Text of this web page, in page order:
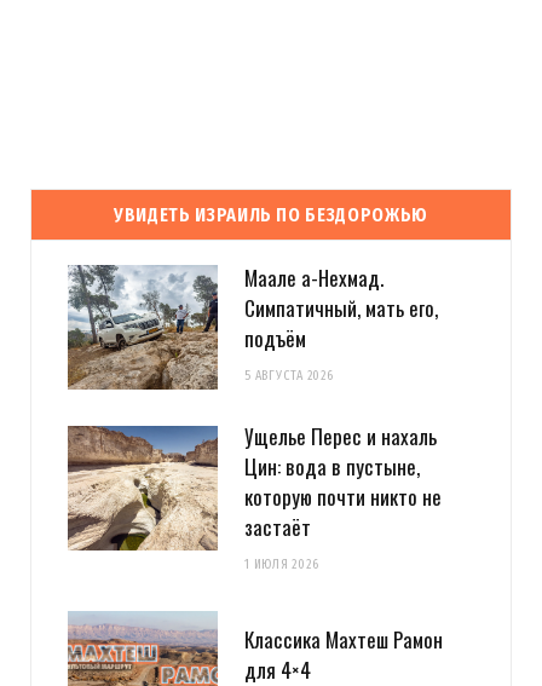
УВИДЕТЬ ИЗРАИЛЬ ПО БЕЗДОРОЖЬЮ
Маале а-Нехмад.
Симпатичный, мать его,
подъём
5 АВГУСТА 2026
Ущелье Перес и нахаль
Цин: вода в пустыне,
которую почти никто не
застаёт
1 ИЮЛЯ 2026
Классика Махтеш Рамон
для 4×4